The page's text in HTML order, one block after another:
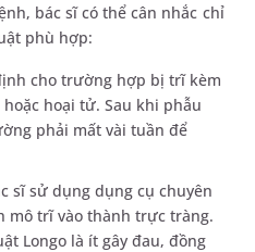
bác sĩ có thể cân nhắc chỉ
phù hợp:
cho trường hợp bị trĩ kèm
hoại tử. Sau khi phẫu
phải mất vài tuần để
sĩ sử dụng dụng cụ chuyên
mô trĩ vào thành trực tràng.
Longo là ít gây đau, đồng